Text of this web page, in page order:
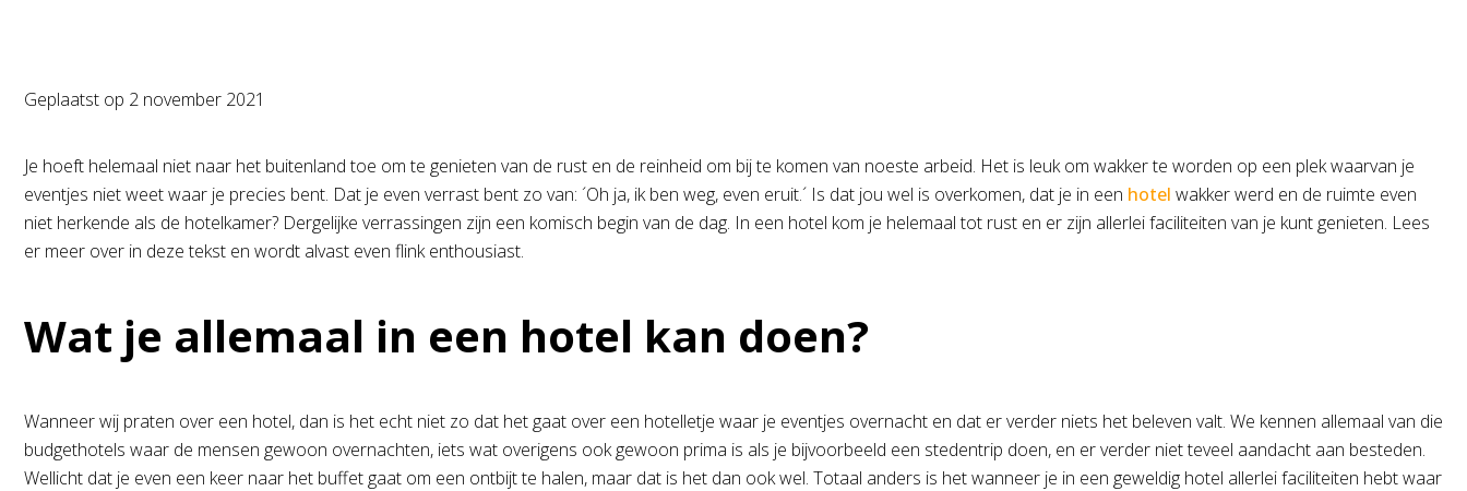
Geplaatst op 2 november 2021
Je hoeft helemaal niet naar het buitenland toe om te genieten van de rust en de reinheid om bij te komen van noeste arbeid. Het is leuk om wakker te worden op een plek waarvan je
eventjes niet weet waar je precies bent. Dat je even verrast bent zo van: ´Oh ja, ik ben weg, even eruit.´ Is dat jou wel is overkomen, dat je in een hotel wakker werd en de ruimte even
niet herkende als de hotelkamer? Dergelijke verrassingen zijn een komisch begin van de dag. In een hotel kom je helemaal tot rust en er zijn allerlei faciliteiten van je kunt genieten. Lees
er meer over in deze tekst en wordt alvast even flink enthousiast.
Wat je allemaal in een hotel kan doen?
Wanneer wij praten over een hotel, dan is het echt niet zo dat het gaat over een hotelletje waar je eventjes overnacht en dat er verder niets het beleven valt. We kennen allemaal van die
budgethotels waar de mensen gewoon overnachten, iets wat overigens ook gewoon prima is als je bijvoorbeeld een stedentrip doen, en er verder niet teveel aandacht aan besteden.
Wellicht dat je even een keer naar het buffet gaat om een ontbijt te halen, maar dat is het dan ook wel. Totaal anders is het wanneer je in een geweldig hotel allerlei faciliteiten hebt waar